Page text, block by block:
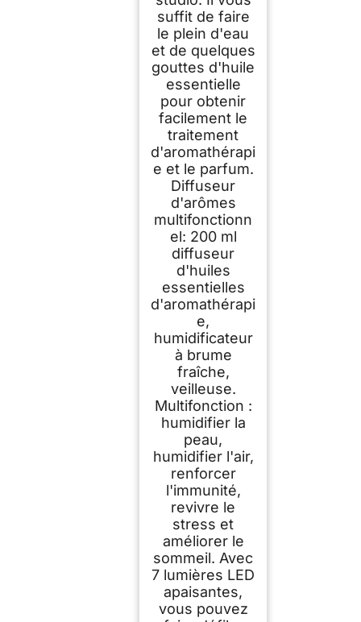
suffit de faire
le plein d'eau
et de quelques
gouttes d'huile
essentielle
pour obtenir
facilement le
traitement
d'aromathérapi
e et le parfum.
Diffuseur
d'arômes
multifonctionn
el: 200 ml
diffuseur
d'huiles
essentielles
d'aromathérapi
e,
humidificateur
à brume
fraîche,
veilleuse.
Multifonction :
humidifier la
peau,
humidifier l'air,
renforcer
l'immunité,
revivre le
stress et
améliorer le
sommeil. Avec
7 lumières LED
apaisantes,
vous pouvez